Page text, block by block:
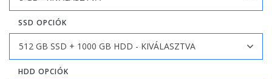
SSD OPCIÓK
HDD OPCIÓK